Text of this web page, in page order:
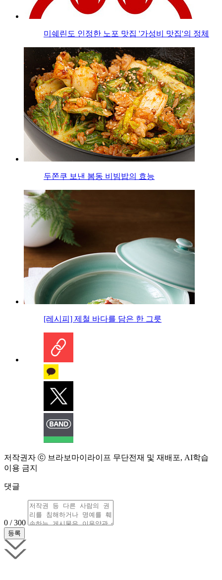
미쉐린도 인정한 노포 맛집 '가성비 맛집'의 정체
두쫀쿠 보낸 봄동 비빔밥의 효능
[레시피] 제철 바다를 담은 한 그릇
저작권자 ⓒ 브라보마이라이프 무단전재 및 재배포, AI학습
이용 금지
댓글
0 / 300